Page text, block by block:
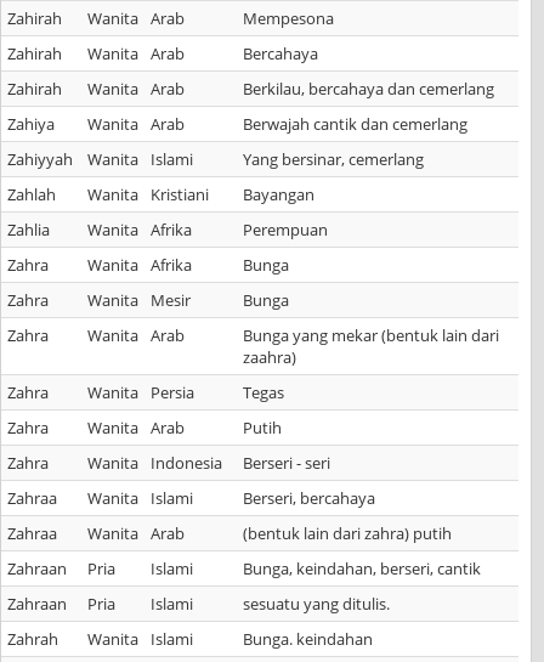
Zahirah
Wanita Arab
Mempesona
Zahirah
Wanita Arab
Bercahaya
Zahirah
Wanita Arab
Berkilau, bercahaya dan cemerlang
Zahiya
Wanita Arab
Berwajah cantik dan cemerlang
Zahiyyah
Wanita Islami
Yang bersinar, cemerlang
Zahlah
Wanita Kristiani
Bayangan
Zahlia
Wanita Afrika
Perempuan
Zahra
Wanita Afrika
Bunga
Zahra
Wanita Mesir
Bunga
Zahra
Wanita Arab
Bunga yang mekar (bentuk lain dari
zaahra)
Zahra
Wanita Persia
Tegas
Zahra
Wanita Arab
Putih
Zahra
Wanita Indonesia
Berseri - seri
Zahraa
Wanita Islami
Berseri, bercahaya
Zahraa
Wanita Arab
(bentuk lain dari zahra) putih
Zahraan
Pria Islami
Bunga, keindahan, berseri, cantik
Zahraan
Pria Islami
sesuatu yang ditulis.
Zahrah
Wanita Islami
Bunga. keindahan